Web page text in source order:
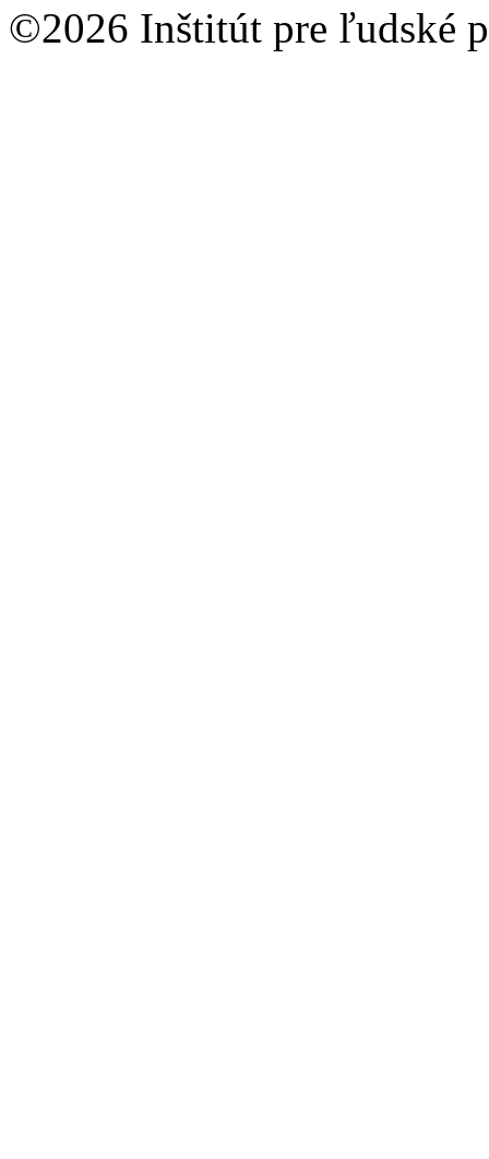
©2026 Inštitút pre ľudské